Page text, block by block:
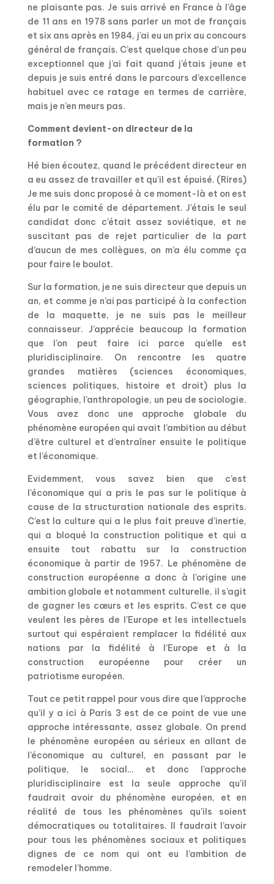
ne plaisante pas. Je suis arrivé en France à l’âge
de 11 ans en 1978 sans parler un mot de français
et six ans après en 1984, j’ai eu un prix au concours
général de français. C’est quelque chose d’un peu
exceptionnel que j’ai fait quand j’étais jeune et
depuis je suis entré dans le parcours d’excellence
habituel avec ce ratage en termes de carrière,
mais je n’en meurs pas.
Comment devient-on directeur de la
formation ?
Hé bien écoutez, quand le précédent directeur en
a eu assez de travailler et qu’il est épuisé. (Rires)
Je me suis donc proposé à ce moment-là et on est
élu par le comité de département. J’étais le seul
candidat donc c’était assez soviétique, et ne
suscitant pas de rejet particulier de la part
d’aucun de mes collègues, on m’a élu comme ça
pour faire le boulot.
Sur la formation, je ne suis directeur que depuis un
an, et comme je n’ai pas participé à la confection
de la maquette, je ne suis pas le meilleur
connaisseur. J’apprécie beaucoup la formation
que l’on peut faire ici parce qu’elle est
pluridisciplinaire. On rencontre les quatre
grandes matières (sciences économiques,
sciences politiques, histoire et droit) plus la
géographie, l’anthropologie, un peu de sociologie.
Vous avez donc une approche globale du
phénomène européen qui avait l’ambition au début
d’être culturel et d’entraîner ensuite le politique
et l’économique.
Evidemment, vous savez bien que c’est
l’économique qui a pris le pas sur le politique à
cause de la structuration nationale des esprits.
C’est la culture qui a le plus fait preuve d’inertie,
qui a bloqué la construction politique et qui a
ensuite tout rabattu sur la construction
économique à partir de 1957. Le phénomène de
construction européenne a donc à l’origine une
ambition globale et notamment culturelle, il s’agit
de gagner les cœurs et les esprits. C’est ce que
veulent les pères de l’Europe et les intellectuels
surtout qui espéraient remplacer la fidélité aux
nations par la fidélité à l’Europe et à la
construction européenne pour créer un
patriotisme européen.
Tout ce petit rappel pour vous dire que l’approche
qu’il y a ici à Paris 3 est de ce point de vue une
approche intéressante, assez globale. On prend
le phénomène européen au sérieux en allant de
l’économique au culturel, en passant par le
politique, le social… et donc l’approche
pluridisciplinaire est la seule approche qu’il
faudrait avoir du phénomène européen, et en
réalité de tous les phénomènes qu’ils soient
démocratiques ou totalitaires. Il faudrait l’avoir
pour tous les phénomènes sociaux et politiques
dignes de ce nom qui ont eu l’ambition de
remodeler l’homme.